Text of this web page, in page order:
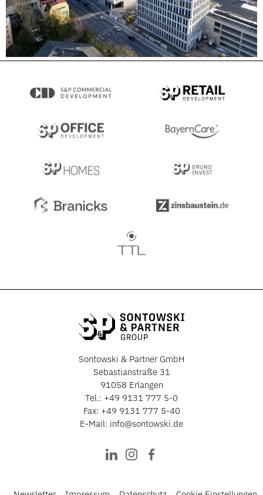
Sontowski & Partner GmbH
Sebastianstraße 31
91058 Erlangen
Tel.: +49 9131 777 5-0
Fax: +49 9131 777 5-40
E-Mail: info@sontowski.de